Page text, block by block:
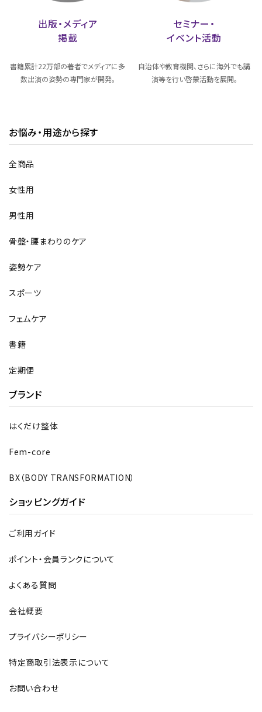
出版・メディア
掲載
書籍累計22万部の著者でメディアに多
数出演の姿勢の専門家が開発。
セミナー・
イベント活動
自治体や教育機関、さらに海外でも講
演等を行い啓蒙活動を展開。
お悩み・用途から探す
全商品
女性用
男性用
骨盤・腰まわりのケア
姿勢ケア
スポーツ
フェムケア
書籍
定期便
ブランド
はくだけ整体
Fem-core
BX（BODY TRANSFORMATION）
ショッピングガイド
ご利用ガイド
ポイント・会員ランクについて
よくある質問
会社概要
プライバシーポリシー
特定商取引法表示について
お問い合わせ